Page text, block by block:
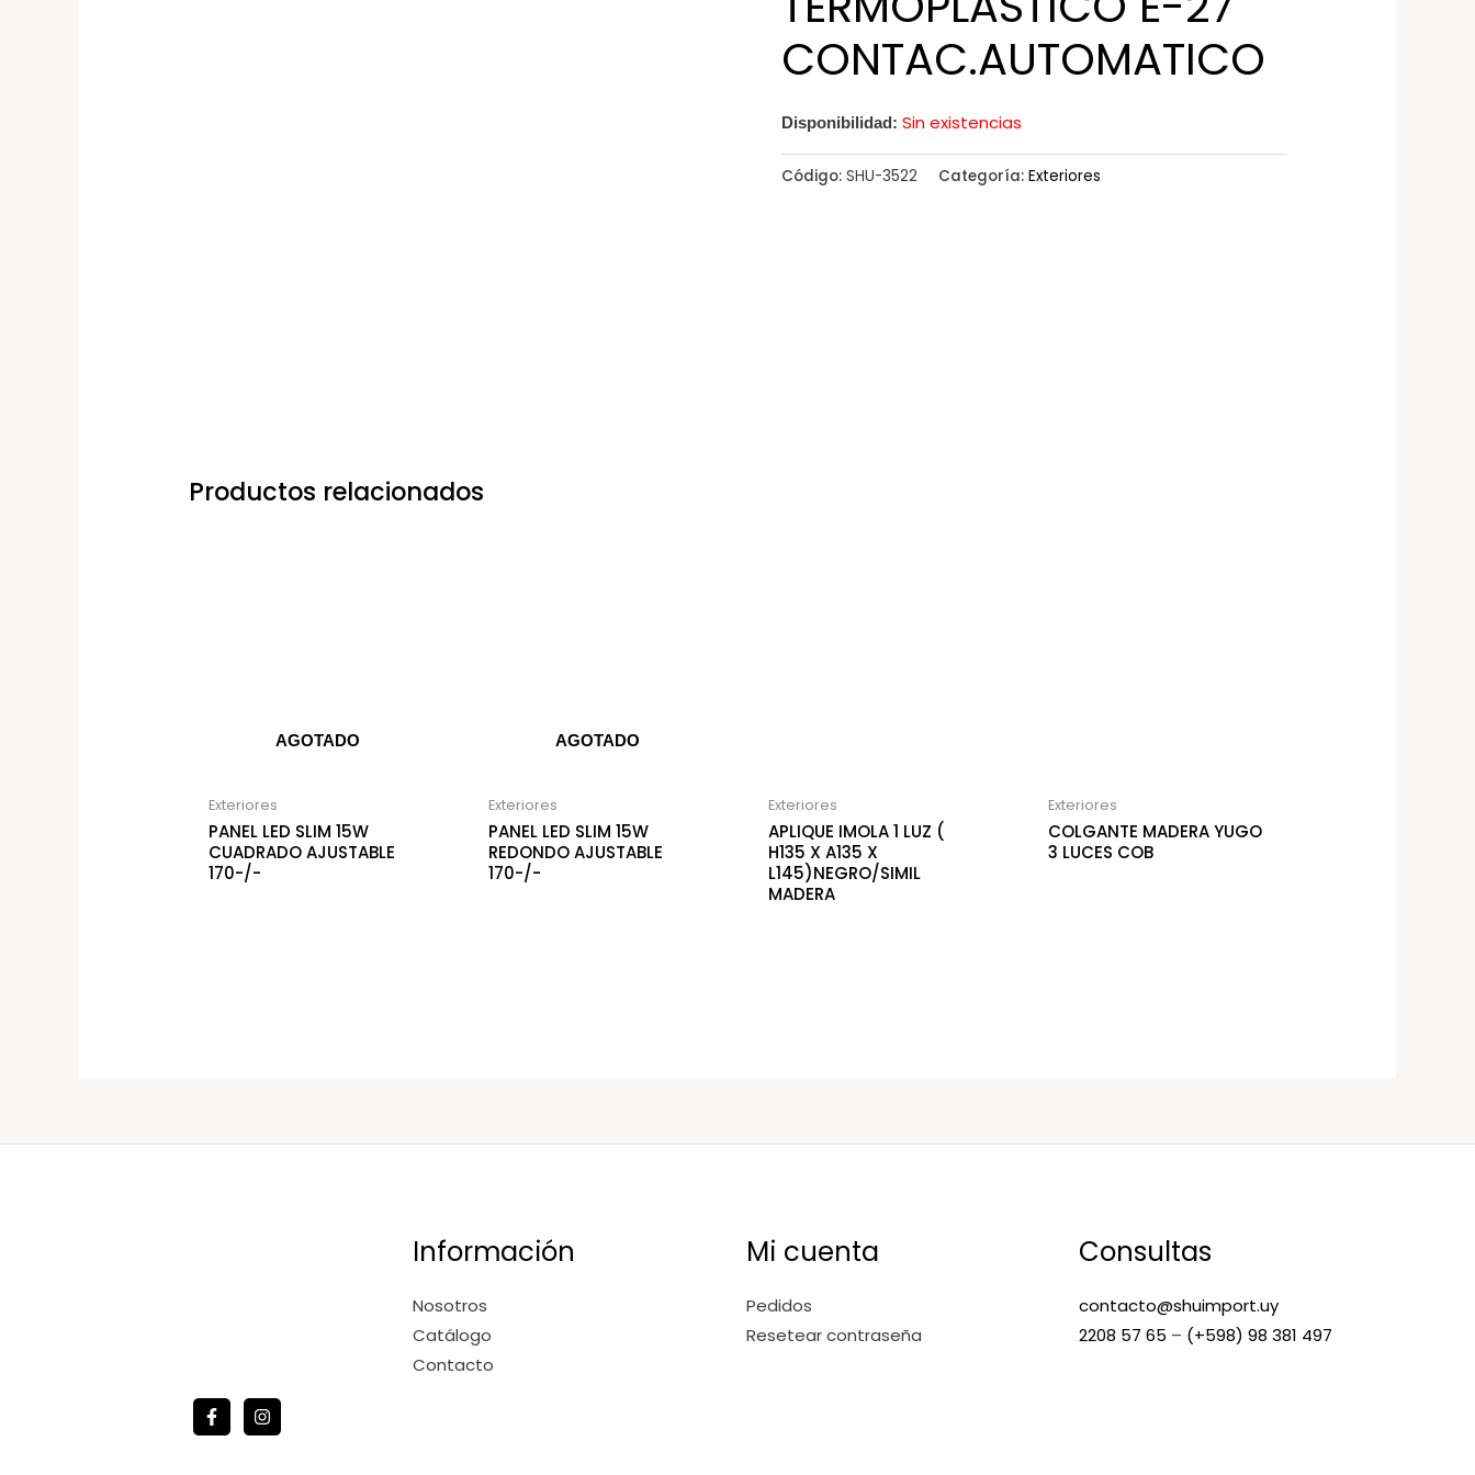
CONTAC.AUTOMATICO
Disponibilidad: Sin existencias
Código: SHU-3522 Categoría: Exteriores
Productos relacionados
AGOTADO
Exteriores
PANEL LED SLIM 15W
CUADRADO AJUSTABLE
170-/-
AGOTADO
Exteriores
PANEL LED SLIM 15W
REDONDO AJUSTABLE
170-/-
Exteriores
APLIQUE IMOLA 1 LUZ (
H135 X A135 X
L145)NEGRO/SIMIL
MADERA
Exteriores
COLGANTE MADERA YUGO
3 LUCES COB
Información
Nosotros
Catálogo
Contacto
Mi cuenta
Pedidos
Resetear contraseña
Consultas
contacto@shuimport.uy
2208 57 65 – (+598) 98 381 497